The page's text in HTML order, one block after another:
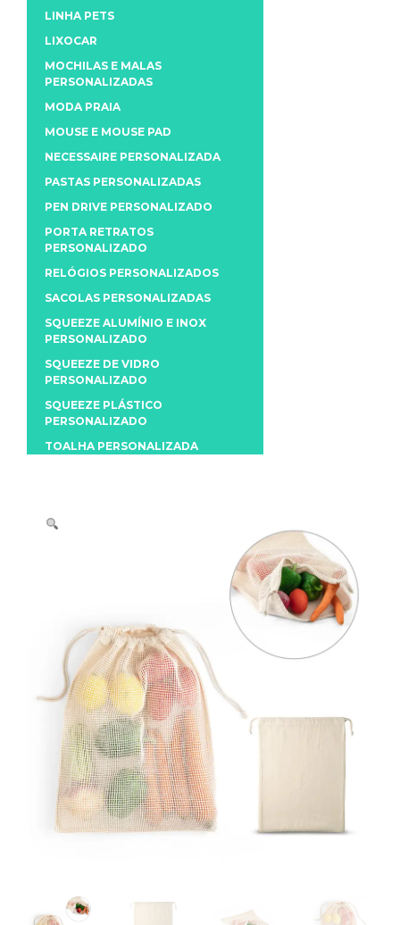
LINHA PETS
LIXOCAR
MOCHILAS E MALAS
PERSONALIZADAS
MODA PRAIA
MOUSE E MOUSE PAD
NECESSAIRE PERSONALIZADA
PASTAS PERSONALIZADAS
PEN DRIVE PERSONALIZADO
PORTA RETRATOS
PERSONALIZADO
RELÓGIOS PERSONALIZADOS
SACOLAS PERSONALIZADAS
SQUEEZE ALUMÍNIO E INOX
PERSONALIZADO
SQUEEZE DE VIDRO
PERSONALIZADO
SQUEEZE PLÁSTICO
PERSONALIZADO
TOALHA PERSONALIZADA